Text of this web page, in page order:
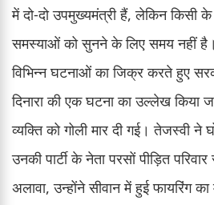
में दो-दो उपमुख्यमंत्री हैं, लेकिन किसी
समस्याओं को सुनने के लिए समय नहीं
विभिन्न घटनाओं का जिक्र करते हुए
दिनारा की एक घटना का उल्लेख किया
व्यक्ति को गोली मार दी गई। तेजस्वी ने
उनकी पार्टी के नेता परसों पीड़ित
अलावा, उन्होंने सीवान में हुई फायरिंग का